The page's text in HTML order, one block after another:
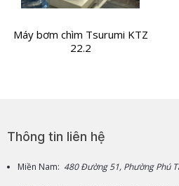
Máy bơm chìm Tsurumi KTZ
22.2
Thông tin liên hệ
Miền Nam: 480 Đường 51, Phường Phú